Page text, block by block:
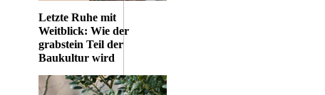
Letzte Ruhe mit
Weitblick: Wie der
grabstein Teil der
Baukultur wird